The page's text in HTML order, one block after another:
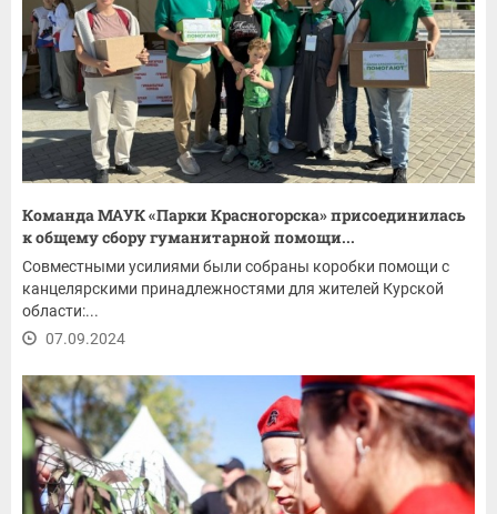
Команда МАУК «Парки Красногорска» присоединилась
к общему сбору гуманитарной помощи...
Совместными усилиями были собраны коробки помощи с
канцелярскими принадлежностями для жителей Курской
области:...
07.09.2024